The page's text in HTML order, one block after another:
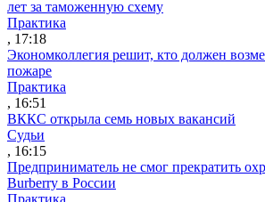
лет за таможенную схему
Практика
, 17:18
Экономколлегия решит, кто должен
пожаре
Практика
, 16:51
ВККС открыла семь новых вакансий
Судьи
, 16:15
Предприниматель не смог прекратить
Burberry в России
Практика